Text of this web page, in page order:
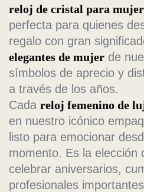
reloj de cristal para mujer
perfecta para quienes
regalo con gran
elegantes de mujer de
símbolos de aprecio y
a través de los años.
Cada reloj femenino de
en nuestro icónico
listo para emocionar
momento. Es la elección
celebrar aniversarios,
profesionales